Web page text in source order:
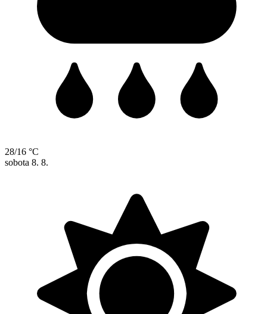
28/16 °C
sobota 8. 8.